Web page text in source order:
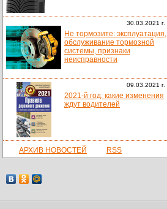
30.03.2021 г.
Не тормозите: эксплуатация,
обслуживание тормозной
системы, признаки
неисправности
09.03.2021 г.
2021-й год: какие изменения
ждут водителей
АРХИВ НОВОСТЕЙ RSS